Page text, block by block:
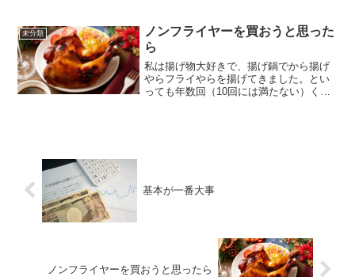
未分類
ノンフライヤーを買おうと思った
ら
私は揚げ物大好きで、揚げ鍋でから揚げ
やらフライやらを揚げてきました。とい
っても年数回（10回には満たない）くら
基本が一番大事
ノンフライヤーを買おうと思ったら